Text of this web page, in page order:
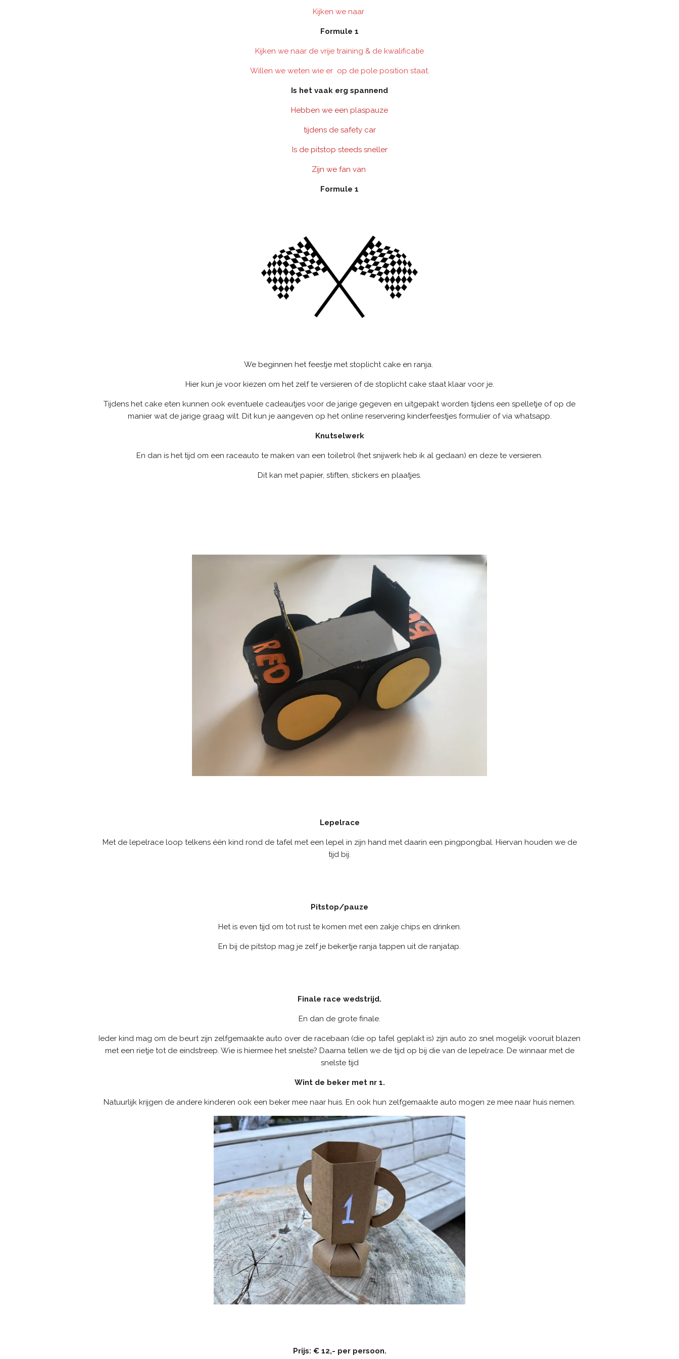
Kijken we naar
Formule 1
Kijken we naar de vrije training & de kwalificatie
Willen we weten wie er op de pole position staat.
Is het vaak erg spannend
Hebben we een plaspauze
tijdens de safety car
Is de pitstop steeds sneller
Zijn we fan van
Formule 1
We beginnen het feestje met stoplicht cake en ranja.
Hier kun je voor kiezen om het zelf te versieren of de stoplicht cake staat klaar voor je.
Tijdens het cake eten kunnen ook eventuele cadeautjes voor de jarige gegeven en uitgepakt worden tijdens een spelletje of op de
manier wat de jarige graag wilt. Dit kun je aangeven op het online reservering kinderfeestjes formulier of via whatsapp.
Knutselwerk
En dan is het tijd om een raceauto te maken van een toiletrol (het snijwerk heb ik al gedaan) en deze te versieren.
Dit kan met papier, stiften, stickers en plaatjes.
Lepelrace
Met de lepelrace loop telkens één kind rond de tafel met een lepel in zijn hand met daarin een pingpongbal. Hiervan houden we de
tijd bij.
Pitstop/pauze
Het is even tijd om tot rust te komen met een zakje chips en drinken.
En bij de pitstop mag je zelf je bekertje ranja tappen uit de ranjatap.
Finale race wedstrijd.
En dan de grote finale.
Ieder kind mag om de beurt zijn zelfgemaakte auto over de racebaan (die op tafel geplakt is) zijn auto zo snel mogelijk vooruit blazen
met een rietje tot de eindstreep. Wie is hiermee het snelste? Daarna tellen we de tijd op bij die van de lepelrace. De winnaar met de
snelste tijd
Wint de beker met nr 1.
Natuurlijk krijgen de andere kinderen ook een beker mee naar huis. En ook hun zelfgemaakte auto mogen ze mee naar huis nemen.
Prijs: € 12,- per persoon.